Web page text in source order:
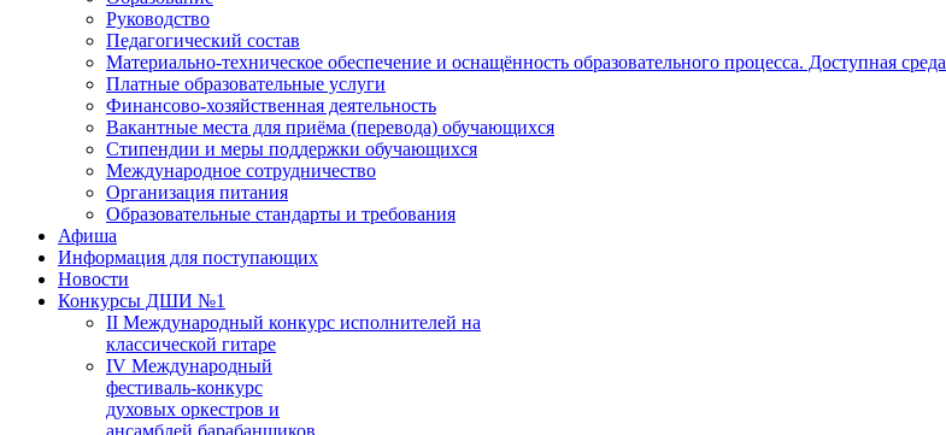
Руководство
Педагогический состав
Материально-техническое обеспечение и оснащённость образовательного процесса. Доступная среда
Платные образовательные услуги
Финансово-хозяйственная деятельность
Вакантные места для приёма (перевода) обучающихся
Стипендии и меры поддержки обучающихся
Международное сотрудничество
Организация питания
Образовательные стандарты и требования
Афиша
Информация для поступающих
Новости
Конкурсы ДШИ №1
II Международный конкурс исполнителей на
классической гитаре
IV Международный
фестиваль-конкурс
духовых оркестров и
ансамблей барабанщиков